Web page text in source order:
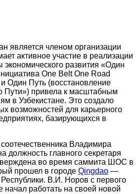
является членом организации
активное участие в реализации
экономического развития «Один
One Belt One Road
Один Путь (восстановление
Пути») привела к масштабным
в Узбекистане. Это создало
возможностей для карьерного
базирующихся в
Владимира
должность главного секретаря
во время саммита ШОС в
прошел в городе Qingdao —
В.И. Норов с первого
начал работать на своей новой